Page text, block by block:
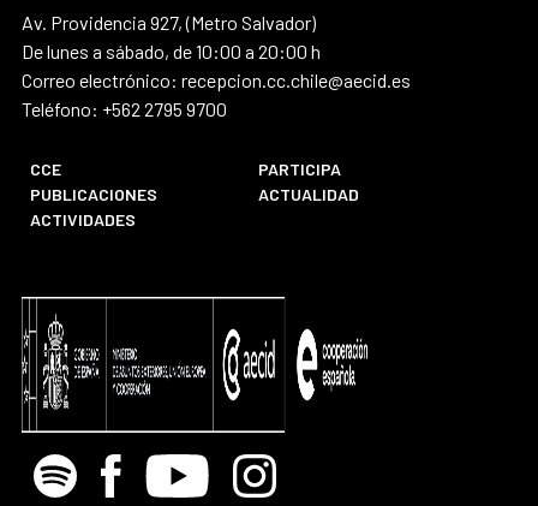
Av. Providencia 927, (Metro Salvador)
De lunes a sábado, de 10:00 a 20:00 h
Correo electrónico: recepcion.cc.chile@aecid.es
Teléfono: +562 2795 9700
CCE
PARTICIPA
PUBLICACIONES
ACTUALIDAD
ACTIVIDADES
Spotify Facebook
Youtube Instagram